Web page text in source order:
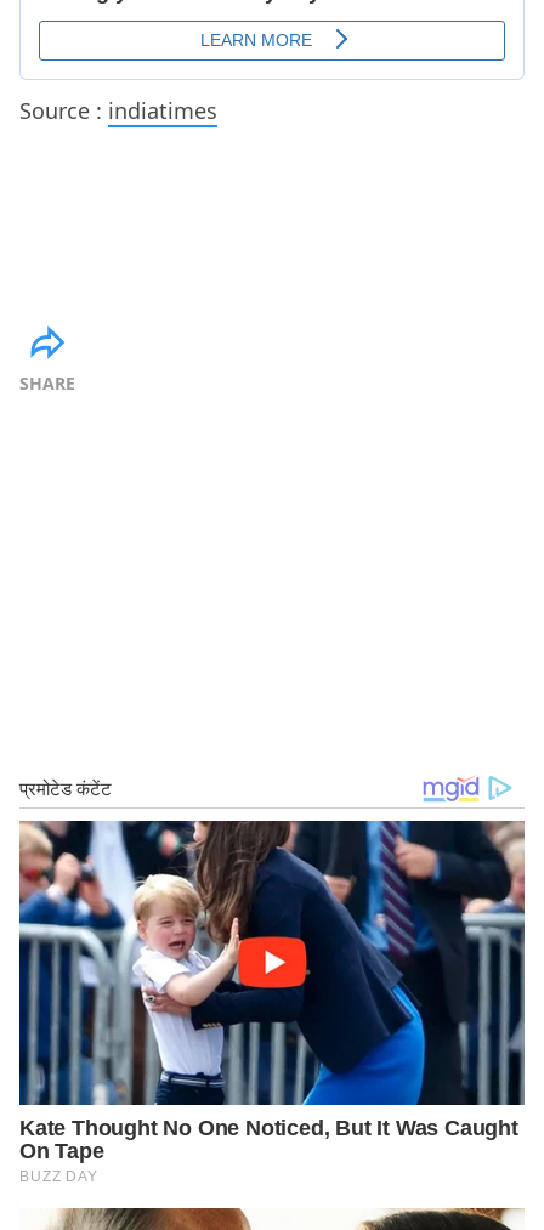
Source : indiatimes
SHARE